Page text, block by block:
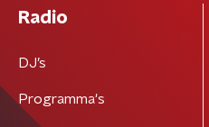
Radio
DJ’s
Programma's